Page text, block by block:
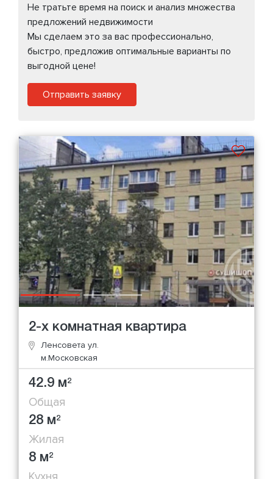
Не тратьте время на поиск и анализ множества
предложений недвижимости
Мы сделаем это за вас профессионально,
быстро, предложив оптимальные варианты по
выгодной цене!
Отправить заявку
2-х комнатная квартира
Ленсовета ул.
м.Московская
42.9 м2
Общая
28 м2
Жилая
8 м2